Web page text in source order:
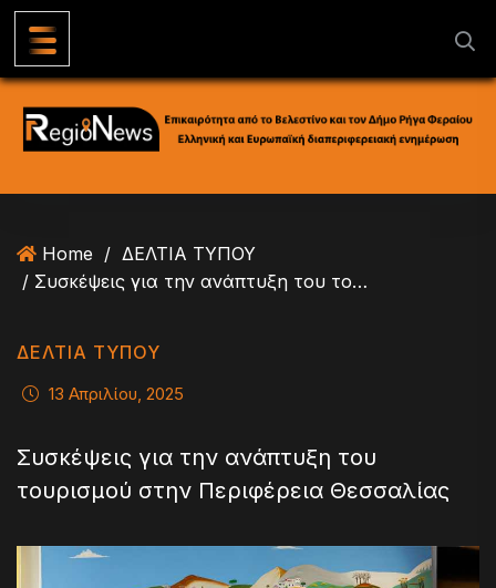
Home / ΔΕΛΤΙΑ ΤΥΠΟΥ
/ Συσκέψεις για την ανάπτυξη του τουρισμού στην Περιφέρεια Θεσσαλίας
ΔΕΛΤΙΑ ΤΥΠΟΥ
13 Απριλίου, 2025
Συσκέψεις για την ανάπτυξη του
τουρισμού στην Περιφέρεια Θεσσαλίας